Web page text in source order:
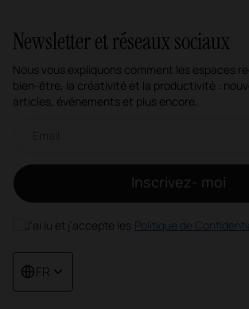
Newsletter et réseaux sociaux
Nous vous expliquons comment les espaces
bien-être, la créativité et la productivité :
articles, événements et plus encore.
Inscrivez- moi
J'ai lu et j'accepte les Politique de
FR